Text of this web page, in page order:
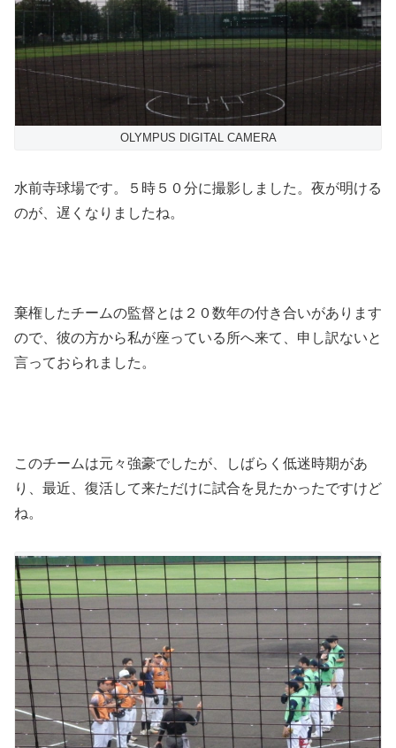
OLYMPUS DIGITAL CAMERA
水前寺球場です。５時５０分に撮影しました。夜が明ける
のが、遅くなりましたね。
棄権したチームの監督とは２０数年の付き合いがあります
ので、彼の方から私が座っている所へ来て、申し訳ないと
言っておられました。
このチームは元々強豪でしたが、しばらく低迷時期があ
り、最近、復活して来ただけに試合を見たかったですけど
ね。